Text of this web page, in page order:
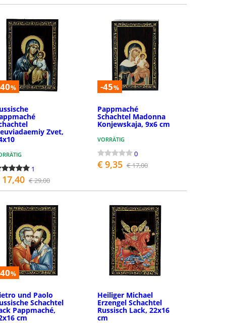
%
Zvet,
1
€ 29,00
-45%
Pappmaché
Schachtel Madonna
Konjewskaja, 9x6 cm
VORRÄTIG
0
€ 9,35 € 17,00
%
und Paolo
Schachtel
Pappmaché,
cm
Heiliger Michael
Erzengel Schachtel
Russisch Lack, 22x16
cm